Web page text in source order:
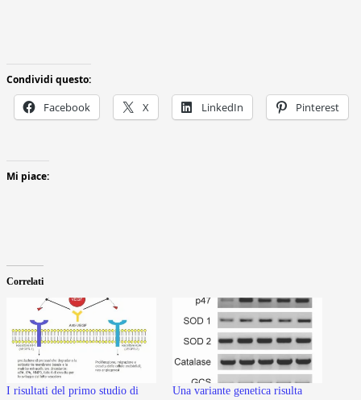
Condividi questo:
Facebook X LinkedIn Pinterest
Mi piace:
Correlati
I risultati del primo studio di
Una variante genetica risulta